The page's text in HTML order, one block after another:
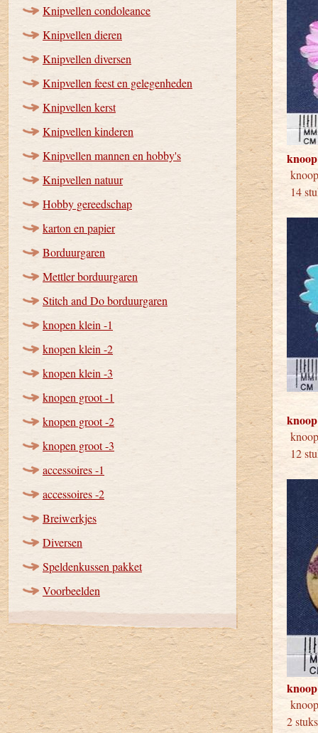
Knipvellen condoleance
Knipvellen dieren
Knipvellen diversen
Knipvellen feest en gelegenheden
Knipvellen kerst
Knipvellen kinderen
Knipvellen mannen en hobby's
Knipvellen natuur
Hobby gereedschap
karton en papier
Borduurgaren
Mettler borduurgaren
Stitch and Do borduurgaren
knopen klein -1
knopen klein -2
knopen klein -3
knopen groot -1
knopen groot -2
knopen groot -3
accessoires -1
accessoires -2
Breiwerkjes
Diversen
Speldenkussen pakket
Voorbeelden
14
12
2